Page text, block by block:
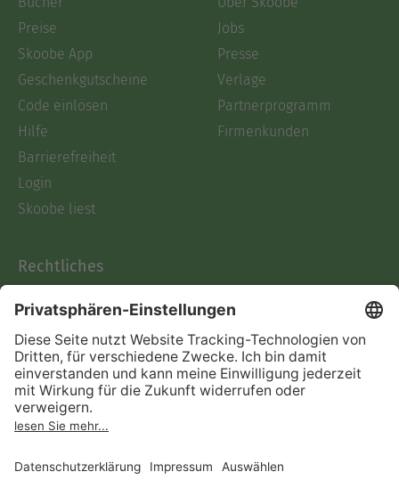
Preise
Skoobe App
Geschenkgutscheine
Code einlösen
Hilfe
Barrierefreiheit
Login
Skoobe liest
Jobs
Presse
Verlage
Partnerprogramm
Firmenkunden
Rechtliches
AGB
Informationen nach Data
Act
Verträge hier kündigen
Impressum